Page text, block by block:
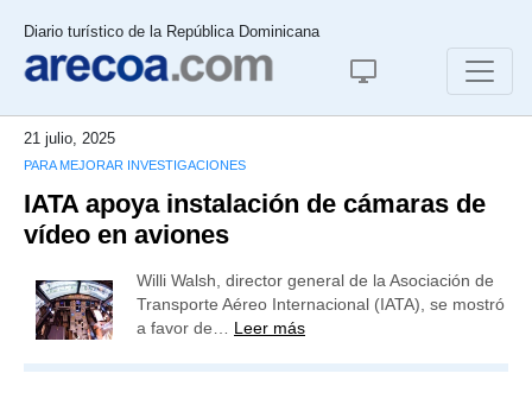
Diario turístico de la República Dominicana
21 julio, 2025
PARA MEJORAR INVESTIGACIONES
IATA apoya instalación de cámaras de
vídeo en aviones
Willi Walsh, director general de la Asociación de
Transporte Aéreo Internacional (IATA), se mostró
a favor de… Leer más